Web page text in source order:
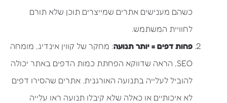
כשהם מענישים אתרים שמייצרים תוכן שלא תורם
לחוויית המשתמש.
פחות דפים = יותר תנועה: מחקר של קווין אינדיג, מומחה
SEO, הראה שדווקא הפחתת כמות הדפים באתר יכולה
להוביל לעלייה בתנועה האורגנית. אתרים שהסירו דפים
לא איכותיים או כאלה שלא קיבלו תנועה ראו עלייה